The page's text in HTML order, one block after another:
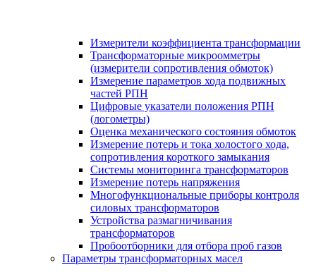
Измерители коэффициента трансформации
Трансформаторные микроомметры
(измерители сопротивления обмоток)
Измерение параметров хода подвижных
частей РПН
Цифровые указатели положения РПН
(логометры)
Оценка механического состояния обмоток
Измерение потерь и тока холостого хода,
сопротивления короткого замыкания
Системы мониторинга трансформаторов
Измерение потерь напряжения
Многофункциональные приборы контроля
силовых трансформаторов
Устройства размагничивания
трансформаторов
Пробоотборники для отбора проб газов
Параметры трансформаторных масел